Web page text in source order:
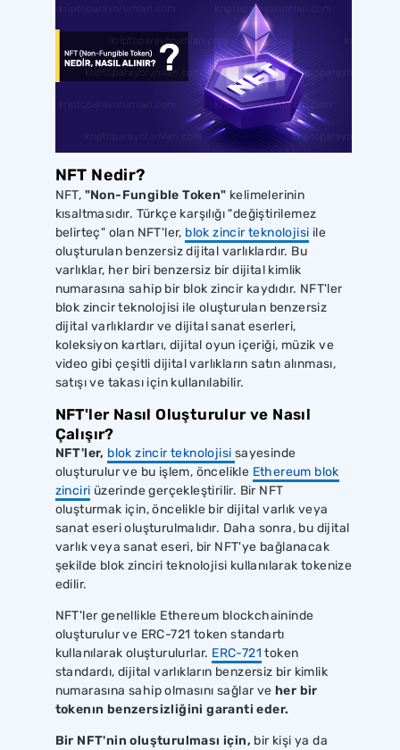
NFT Nedir?
NFT, "Non-Fungible Token" kelimelerinin
kısaltmasıdır. Türkçe karşılığı "değiştirilemez
belirteç" olan NFT'ler, blok zincir teknolojisi ile
oluşturulan benzersiz dijital varlıklardır. Bu
varlıklar, her biri benzersiz bir dijital kimlik
numarasına sahip bir blok zincir kaydıdır. NFT'ler
blok zincir teknolojisi ile oluşturulan benzersiz
dijital varlıklardır ve dijital sanat eserleri,
koleksiyon kartları, dijital oyun içeriği, müzik ve
video gibi çeşitli dijital varlıkların satın alınması,
satışı ve takası için kullanılabilir.
NFT'ler Nasıl Oluşturulur ve Nasıl
Çalışır?
NFT'ler, blok zincir teknolojisi sayesinde
oluşturulur ve bu işlem, öncelikle Ethereum blok
zinciri üzerinde gerçekleştirilir. Bir NFT
oluşturmak için, öncelikle bir dijital varlık veya
sanat eseri oluşturulmalıdır. Daha sonra, bu dijital
varlık veya sanat eseri, bir NFT'ye bağlanacak
şekilde blok zinciri teknolojisi kullanılarak tokenize
edilir.
NFT'ler genellikle Ethereum blockchaininde
oluşturulur ve ERC-721 token standartı
kullanılarak oluşturulurlar. ERC-721 token
standardı, dijital varlıkların benzersiz bir kimlik
numarasına sahip olmasını sağlar ve her bir
tokenın benzersizliğini garanti eder.
Bir NFT'nin oluşturulması için, bir kişi ya da